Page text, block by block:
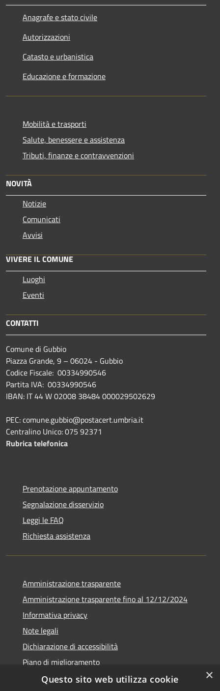
Anagrafe e stato civile
Autorizzazioni
Catasto e urbanistica
Educazione e formazione
Mobilità e trasporti
Salute, benessere e assistenza
Tributi, finanze e contravvenzioni
NOVITÀ
Notizie
Comunicati
Avvisi
VIVERE IL COMUNE
Luoghi
Eventi
CONTATTI
Comune di Gubbio
Piazza Grande, 9 – 06024 - Gubbio
Codice Fiscale: 00334990546
Partita IVA: 00334990546
IBAN: IT 44 W 02008 38484 000029502629
PEC: comune.gubbio@postacert.umbria.it
Centralino Unico: 075 92371
Rubrica telefonica
Prenotazione appuntamento
Segnalazione disservizio
Leggi le FAQ
Richiesta assistenza
Amministrazione trasparente
Amministrazione trasparente fino al 12/12/2024
Informativa privacy
Note legali
Dichiarazione di accessibilità
Piano di miglioramento
×
Questo sito web utilizza cookie